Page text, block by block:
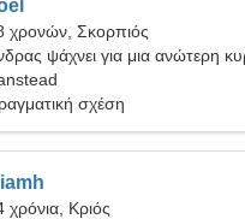
χρονών, Σκορπιός
ψάχνει για μια ανώτερη
σχέση
χρόνια, Κριός